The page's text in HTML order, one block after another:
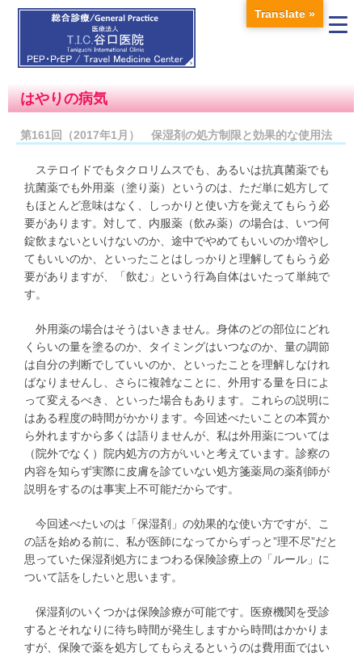
はやりの病気
第161回（2017年1月） 保湿剤の処方制限と効果的な使用法
ステロイドでもタクロリムスでも、あるいは抗真菌薬でも
抗菌薬でも外用薬（塗り薬）というのは、ただ単に処方して
もほとんど意味はなく、しっかりと使い方を覚えてもらう必
要があります。対して、内服薬（飲み薬）の場合は、いつ何
錠飲まないといけないのか、途中でやめてもいいのか増やし
てもいいのか、といったことはしっかりと理解してもらう必
要がありますが、「飲む」という行為自体はいたって単純で
す。
外用薬の場合はそうはいきません。身体のどの部位にどれ
くらいの量を塗るのか、タイミングはいつなのか、量の調節
は自分の判断でしていいのか、といったことを理解しなけれ
ばなりませんし、さらに複雑なことに、外用する量を日によ
って変えるべき、といった場合もあります。これらの説明に
はある程度の時間がかかります。今回述べたいことの本質か
ら外れますから多くは語りませんが、私は外用薬については
（院外でなく）院内処方の方がいいと考えています。診察の
内容を知らず実際に皮膚を診ていない処方箋薬局の薬剤師が
説明をするのは事実上不可能だからです。
今回述べたいのは「保湿剤」の効果的な使い方ですが、こ
の話を始める前に、私が医師になってからずっと”理不尽”だと
思っていた保湿剤処方にまつわる保険診療上の「ルール」に
ついて話をしたいと思います。
保湿剤のいくつかは保険診療が可能です。医療機関を受診
するとそれなりに待ち時間が発生しますから時間はかかりま
すが、保険で薬を処方してもらえるというのは費用面ではい
Translate »